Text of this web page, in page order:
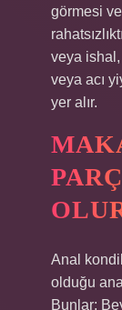
görmesi
veya ishal,
veya acı
yer alır.
Anal
olduğu
Bunlar;